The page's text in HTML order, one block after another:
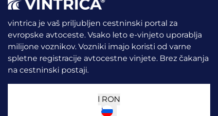
vintrica je vaš priljubljen cestninski portal za
evropske avtoceste. Vsako leto e-vinjeto uporablja
milijone voznikov. Vozniki imajo koristi od varne
spletne registracije avtocestne vinjete. Brez čakanja
na cestninski postaji.
l RON